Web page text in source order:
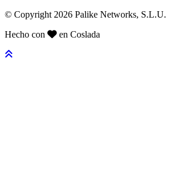
© Copyright 2026 Palike Networks, S.L.U.
Hecho con
en Coslada